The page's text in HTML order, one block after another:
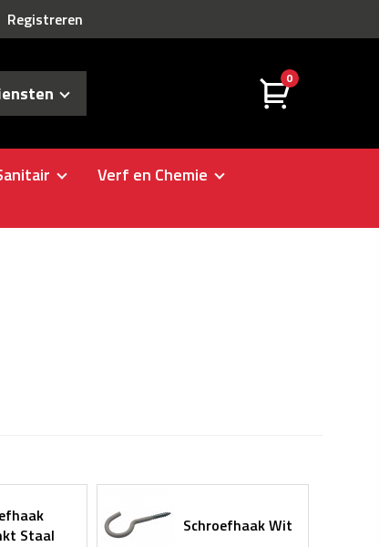
Registreren
0
Verf en Chemie
Staal
Schroefhaak Wit